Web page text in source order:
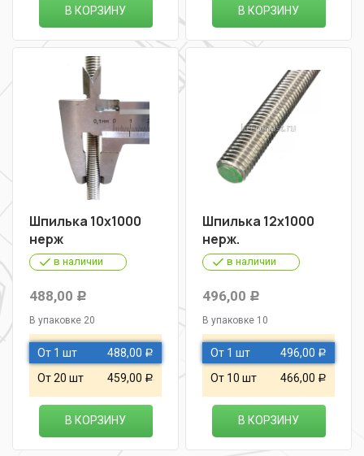
В КОРЗИНУ В КОРЗИНУ
Шпилька 10х1000
нерж
в наличии
488,00 Р
В упаковке 20
От 1 шт 488,00 Р
От 20 шт 459,00 Р
В КОРЗИНУ
Шпилька 12х1000
нерж.
в наличии
496,00 Р
В упаковке 10
От 1 шт 496,00 Р
От 10 шт 466,00 Р
В КОРЗИНУ